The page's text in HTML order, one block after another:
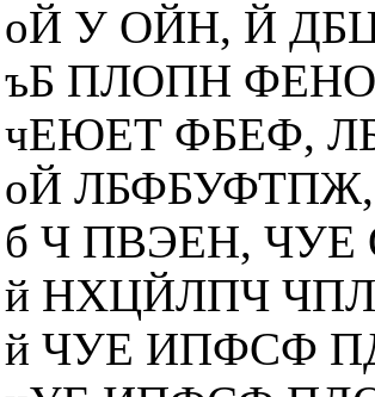
ОЙН, Й
ФЕНОП,
ФБЕФ,
ЧУЕ
ИПФСФ